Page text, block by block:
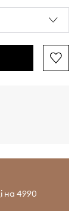
на 4990